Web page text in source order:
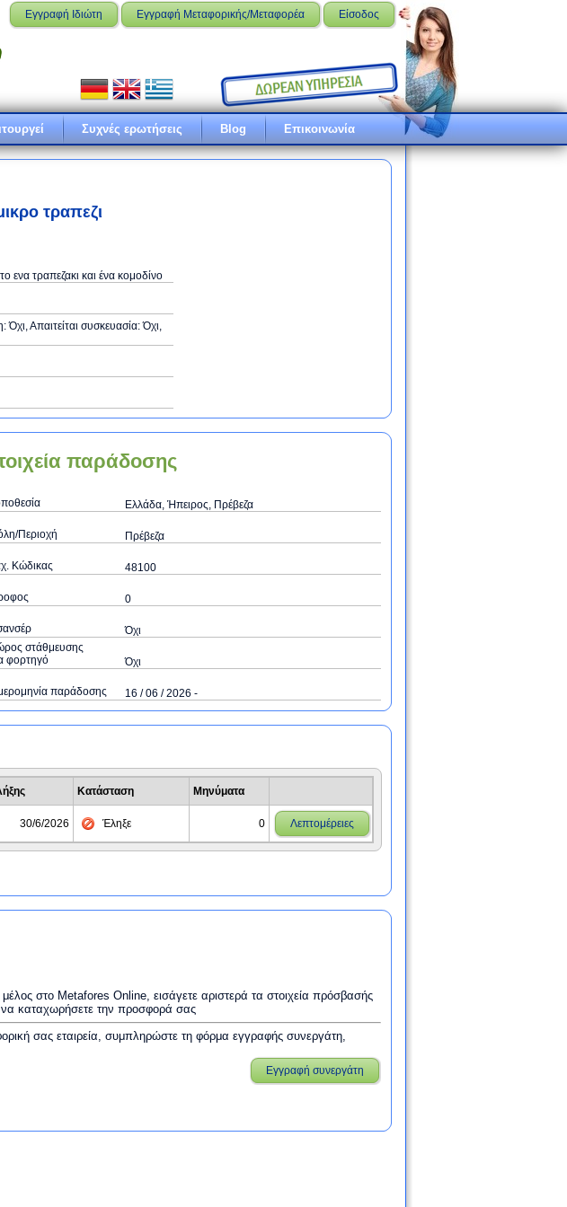
Εγγραφή Ιδιώτη Εγγραφή Μεταφορικής/Μεταφορέα Είσοδος
Συχνές ερωτήσεις Blog Επικοινωνία
τραπεζι
ενα τραπεζακι και ένα κομοδίνο
Απαιτείται συσκευασία: Όχι,
παράδοσης
Ελλάδα, Ήπειρος, Πρέβεζα
Περιοχή Πρέβεζα
Κώδικας 48100
0
Όχι
στάθμευσης
φορτηγό
Όχι
παράδοσης 16 / 06 / 2026 -
Κατάσταση Μηνύματα
30/6/2026 Έληξε 0 Λεπτομέρειες
μέλος στο Metafores Online, εισάγετε αριστερά τα στοιχεία πρόσβασής
να καταχωρήσετε την προσφορά σας
σας εταιρεία, συμπληρώστε τη φόρμα εγγραφής συνεργάτη,
Εγγραφή συνεργάτη